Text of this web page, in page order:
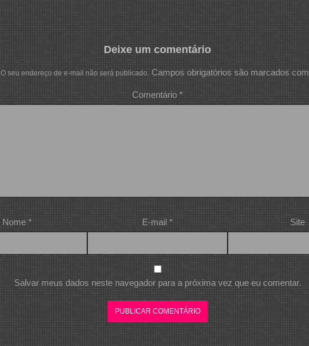
Deixe um comentário
O seu endereço de e-mail não será publicado. Campos obrigatórios são marcados com
Comentário *
Nome* E-mail * Site
Salvar meus dados neste navegador para a próxima vez que eu comentar.